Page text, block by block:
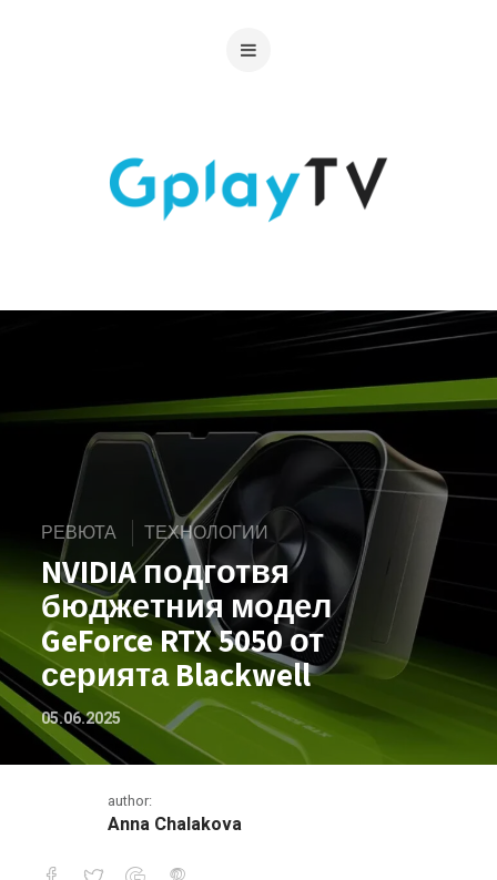
РЕВЮТА ТЕХНОЛОГИИ
NVIDIA подготвя
бюджетния модел
GeForce RTX 5050 от
серията Blackwell
05.06.2025
author:
Anna Chalakova